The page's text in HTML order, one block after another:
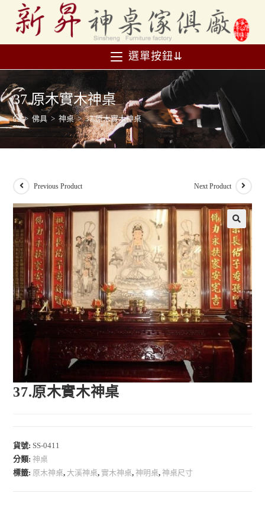
選單按鈕⇊
37.原木實木神桌
> 佛具 > 神桌 > 37.原木實木神桌
Previous Product Next Product
🔍
37.原木實木神桌
貨號: SS-0411
分類:神桌
標籤: 原木神桌, 大溪神桌,實木神桌,神明桌,神桌尺寸